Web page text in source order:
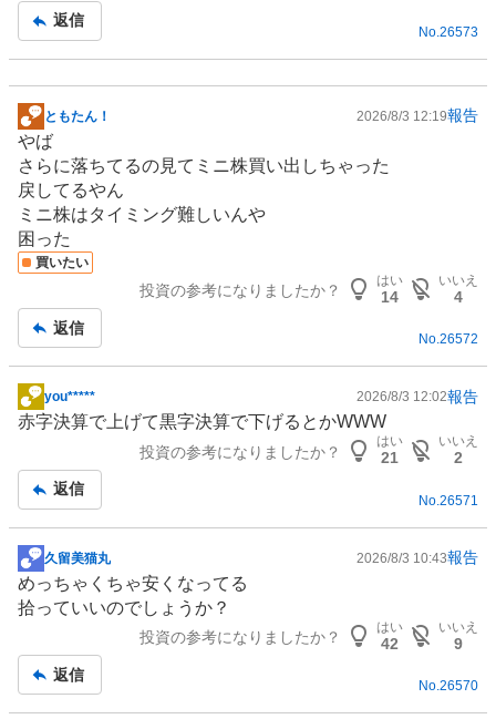
事
返信
No. 26573
掲
示
板
記
事
ともたん！ 2026/8/3 12:19報告
やば
さらに落ちてるの見てミニ株買い出しちゃった
戻してるやん
ミニ株はタイミング難しいんや
困った
買いたい
投資の参考になりましたか？
はい
14
いいえ
4
返信
No.26572
掲
示
事
you***** 2026/8/3 12:02報告
赤字決算で上げて黒字決算で下げるとかWWW
投資の参考になりましたか？
はい
21
いいえ
2
返信
No. 26571
掲
示
板
久留美猫丸 2026/8/3 10:43報告
めっちゃくちゃ安くなってる
拾っていいのでしょうか？
投資の参考になりましたか？
はい
42
いいえ
9
返信
No.26570